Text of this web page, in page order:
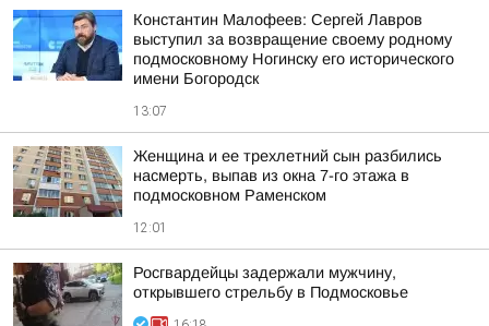
Константин Малофеев: Сергей Лавров
выступил за возвращение своему родному
подмосковному Ногинску его исторического
имени Богородск
13:07
Женщина и ее трехлетний сын разбились
насмерть, выпав из окна 7-го этажа в
подмосковном Раменском
12:01
Росгвардейцы задержали мужчину,
открывшего стрельбу в Подмосковье